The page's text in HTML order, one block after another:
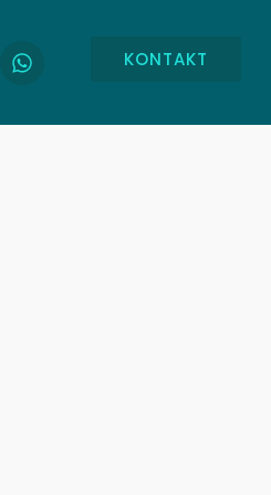
KONTAKT